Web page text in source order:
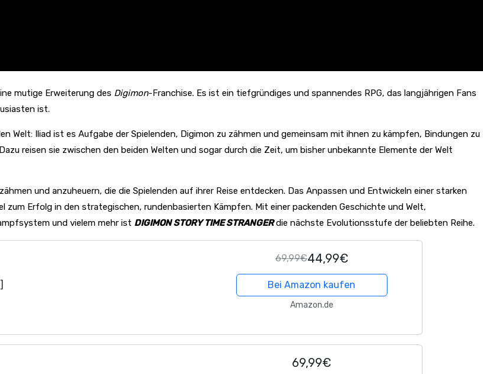
mutige Erweiterung des Digimon-Franchise. Es ist ein tiefgründiges und spannendes RPG, das langjährigen Fans
ist.
Welt: Iliad ist es Aufgabe der Spielenden, Digimon zu zähmen und gemeinsam mit ihnen zu kämpfen, Bindungen zu
reisen sie zwischen den beiden Welten und sogar durch die Zeit, um bisher unbekannte Elemente der Welt
und anzuheuern, die die Spielenden auf ihrer Reise entdecken. Das Anpassen und Entwickeln einer starken
zum Erfolg in den strategischen, rundenbasierten Kämpfen. Mit einer packenden Geschichte und Welt,
und vielem mehr ist DIGIMON STORY TIME STRANGERdie nächste Evolutionsstufe der beliebten Reihe.
69,99€44,99€
Bei Amazon kaufen
Amazon.de
69,99€